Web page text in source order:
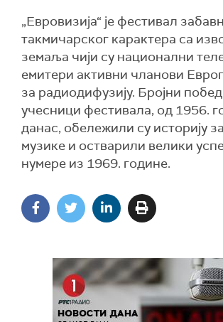
„Евровизија“ је фестивал
такмичарског карактера са
земаља чији су национални
емитери активни чланови
за радиодифузију. Бројни
учесници фестивала, од 1956.
данас, обележили су историју
музике и остварили велики
нумере из 1969. године.